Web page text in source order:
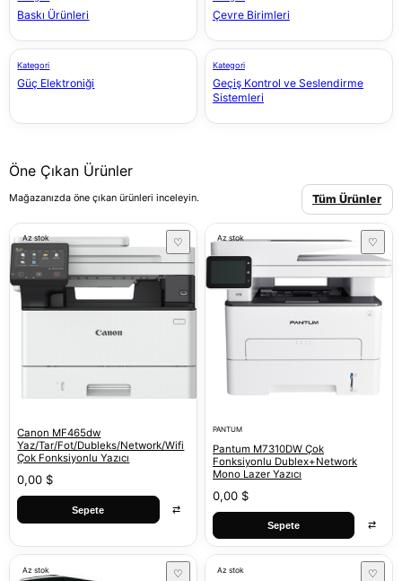
Baskı Ürünleri Çevre Birimleri
Kategori
Güç Elektroniği
Kategori
Geçiş Kontrol ve Seslendirme
Sistemleri
Öne Çıkan Ürünler
Mağazanızda öne çıkan ürünleri inceleyin. Tüm Ürünler
Az stok ♡
Canon MF465dw
Yaz/Tar/Fot/Dubleks/Network/Wifi
Çok Fonksiyonlu Yazıcı
0,00 $
Sepete ⇄
Az stok ♡
PANTUM
Pantum M7310DW Çok
Fonksiyonlu Dublex+Network
Mono Lazer Yazıcı
0,00 $
Sepete ⇄
Az stok ♡ Az stok ♡